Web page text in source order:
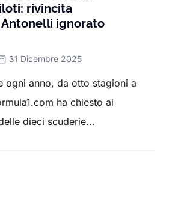
rivincita
ignorato
31 Dicembre 2025
ogni anno, da otto stagioni a
ha chiesto ai
dieci scuderie...